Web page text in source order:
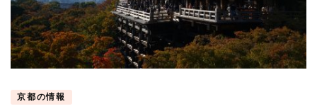
京都の情報